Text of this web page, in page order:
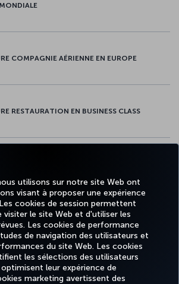
utilisons sur notre site Web ont
visant à proposer une expérience
cookies de session permettent
visiter le site Web et d'utiliser les
Les cookies de performance
de navigation des utilisateurs et
du site Web. Les cookies
les sélections des utilisateurs
leur expérience de
marketing avertissent des
COMPAGNIE AÉRIENNE EN EUROPE
RESTAURATION EN BUSINESS CLASS
WI-FI EN EUROPE
OFFRES ET
AIDE
MILES
&